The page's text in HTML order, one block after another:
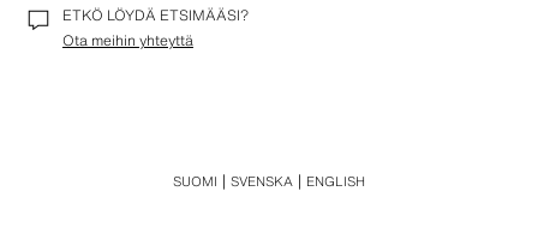
missä tahansa sähköpostitse sinulle lähettämässämme ostokseesi
liittyvässä viestissä olevan linkin kautta.
ETKÖ LÖYDÄ ETSIMÄÄSI?
Ota meihin yhteyttä
SUOMI SVENSKA ENGLISH